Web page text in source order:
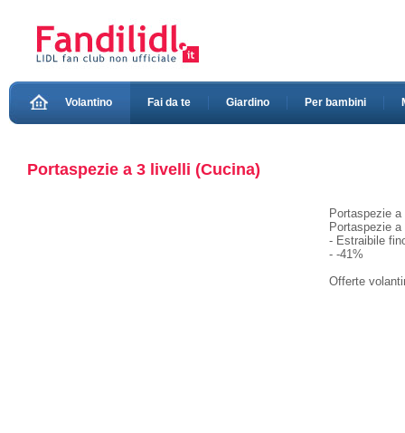
Volantino Fai da te Giardino Per bambini
Portaspezie a 3 livelli (Cucina)
Portaspezie
Portaspezie
- Estraibile
- -41%
Offerte